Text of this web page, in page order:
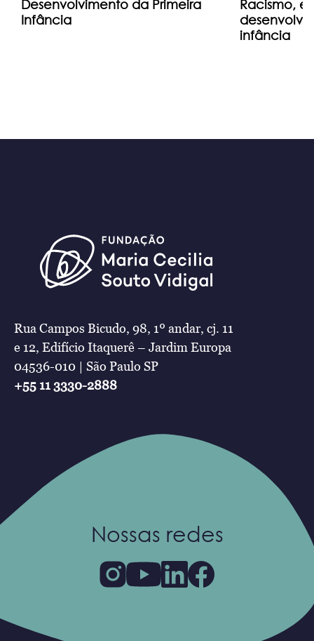
Desenvolvimento da Primeira
Infância
Racismo,
infância
Rua Campos Bicudo, 98, 1º andar, cj. 11
e 12, Edifício Itaquerê – Jardim Europa
04536-010 | São Paulo SP
+55 11 3330-2888
Nossas redes